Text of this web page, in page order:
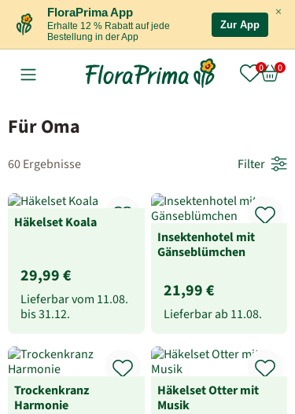
×
FloraPrima App
Erhalte 12 % Rabatt auf jede
Bestellung in der App
Zur App
Für Oma
60 Ergebnisse Filter
Häkelset Koala
29,99 €
Lieferbar vom 11.08.
bis31.12.
Insektenhotel mit
Gänseblümchen
21,99 €
Lieferbar ab 11.08.
Trockenkranz
Harmonie
Häkelset Otter mit
Musik